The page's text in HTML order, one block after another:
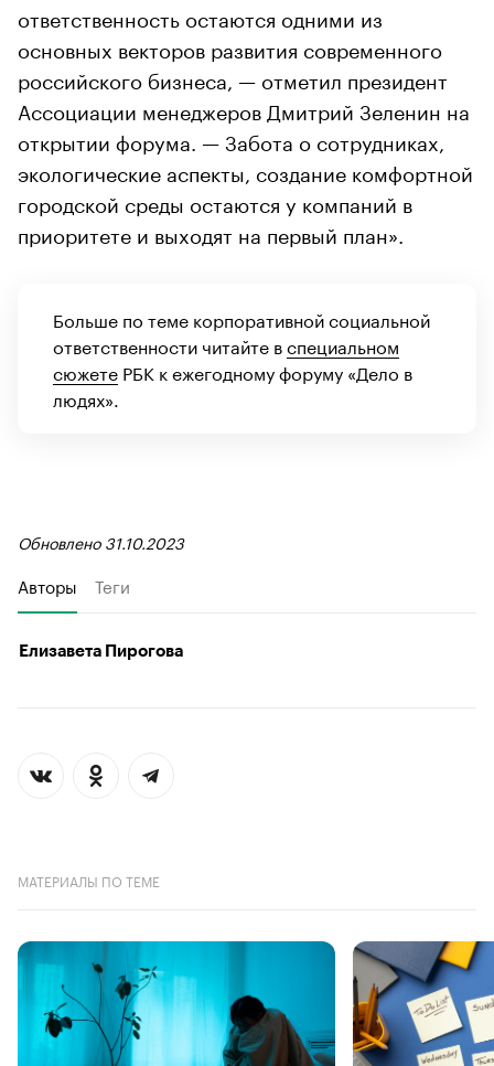
ответственность остаются одними из
основных векторов развития современного
российского бизнеса, — отметил президент
Ассоциации менеджеров Дмитрий Зеленин на
открытии форума. — Забота о сотрудниках,
экологические аспекты, создание комфортной
городской среды остаются у компаний в
приоритете и выходят на первый план».
Больше по теме корпоративной социальной
ответственности читайте вспециальном
сюжете РБК к ежегодному форуму «Дело в
людях».
Обновлено 31.10.2023
Авторы Теги
Елизавета Пирогова
МАТЕРИАЛЫ ПО ТЕМЕ